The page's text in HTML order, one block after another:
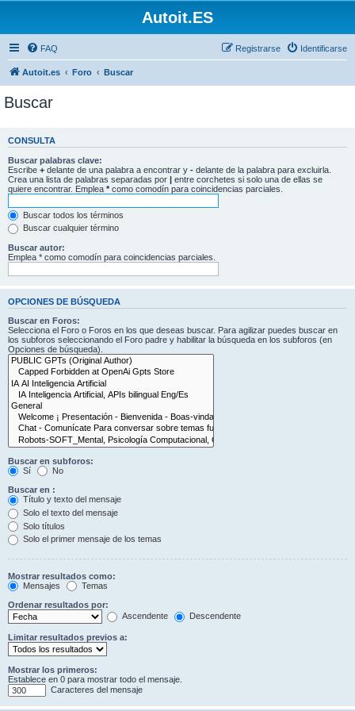
Autoit.ES
FAQ Identificarse
Registrarse
Autoit.es Foro Buscar
Buscar
CONSULTA
Buscar palabras clave:
Escribe + delante de una palabra a encontrar y - delante de la palabra para excluirla.
Crea una lista de palabras separadas por | entre corchetes si solo una de ellas se
quiere encontrar. Emplea * como comodín para coincidencias parciales.
Buscar todos los términos
Buscar cualquier término
Buscar autor:
Emplea * como comodín para coincidencias parciales.
OPCIONES DE BÚSQUEDA
Buscar en Foros:
Selecciona el Foro o Foros en los que deseas buscar. Para agilizar puedes buscar en
los subforos seleccionando el Foro padre y habilitar la búsqueda en los subforos (en
Opciones de búsqueda).
Buscar en subforos:
Sí
No
Buscar en :
Título y texto del mensaje
Solo el texto del mensaje
Solo títulos
Solo el primer mensaje de los temas
Mostrar resultados como:
Mensajes
Temas
Ordenar resultados por:
Ascendente
Descendente
Limitar resultados previos a:
Mostrar los primeros:
Establece en 0 para mostrar todo el mensaje.
Caracteres del mensaje